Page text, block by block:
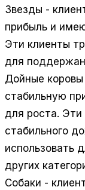
Звезды -
прибыль и
Эти клиенты
для
Дойные
стабильную
для роста.
стабильного
использовать
других
Собаки -